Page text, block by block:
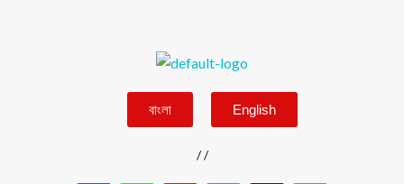
বাংলা English
//